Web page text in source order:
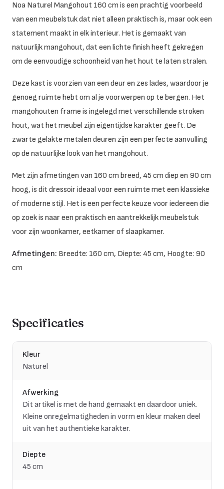
Noa Naturel Mangohout 160 cm is een prachtig voorbeeld
van een meubelstuk dat niet alleen praktisch is, maar ook een
statement maakt in elk interieur. Het is gemaakt van
natuurlijk mangohout, dat een lichte finish heeft gekregen
om de eenvoudige schoonheid van het hout te laten stralen.
Deze kast is voorzien van een deur en zes lades, waardoor je
genoeg ruimte hebt om al je voorwerpen op te bergen. Het
mangohouten frame is ingelegd met verschillende stroken
hout, wat het meubel zijn eigentijdse karakter geeft. De
zwarte gelakte metalen deuren zijn een perfecte aanvulling
op de natuurlijke look van het mangohout.
Met zijn afmetingen van 160 cm breed, 45 cm diep en 90 cm
hoog, is dit dressoir ideaal voor een ruimte met een klassieke
of moderne stijl. Het is een perfecte keuze voor iedereen die
op zoek is naar een praktisch en aantrekkelijk meubelstuk
voor zijn woonkamer, eetkamer of slaapkamer.
Afmetingen: Breedte: 160 cm, Diepte: 45 cm, Hoogte: 90
cm
Specificaties
Kleur
Naturel
Afwerking
Dit artikel is met de hand gemaakt en daardoor uniek.
Kleine onregelmatigheden in vorm en kleur maken deel
uit van het authentieke karakter.
Diepte
45 cm